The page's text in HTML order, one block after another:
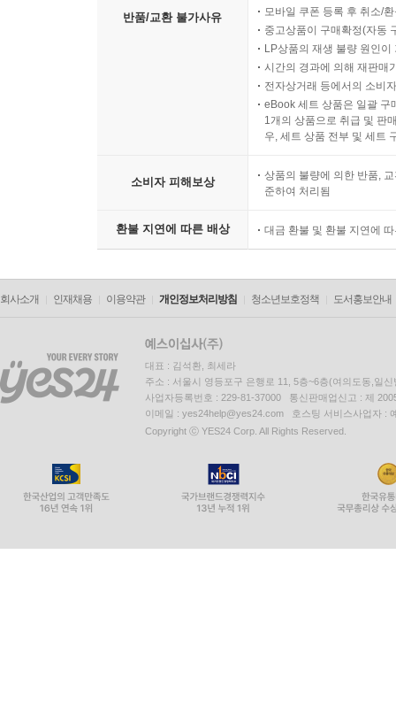
반품/교환 불가사유
모바일 쿠폰 등록 후 취소/
중고상품이 구매확정(자동
LP상품의 재생 불량 원인
시간의 경과에 의해 재판매
전자상거래 등에서의 소비
eBook 세트 상품은 일괄 구
1개의 상품으로 취급 및 판
우, 세트 상품 전부 및 세트
소비자 피해보상
상품의 불량에 의한 반품,
준하여 처리됨
환불 지연에 따른 배상 대금 환불 및 환불 지연에
회사소개 인재채용 이용약관 개인정보처리방침 청소년보호정책 도서홍보안내
대표 : 김석환, 최세라
주소 : 서울시 영등포구 은행로 11, 5층~6층(여의도동,일신
사업자등록번호 : 229-81-37000 통신판매업신고 : 제
이메일 : yes24help@yes24.com 호스팅 서비스사업자 :
Copyright ⓒ YES24 Corp. All Rights Reserved.